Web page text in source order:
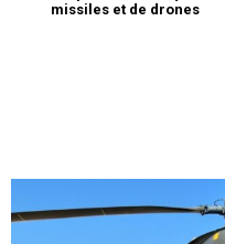
missiles et de drones